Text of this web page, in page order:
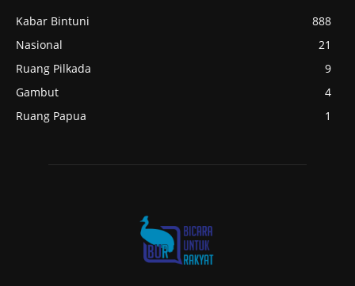
Kabar Bintuni
888
Nasional
21
Ruang Pilkada
9
Gambut
4
Ruang Papua
1